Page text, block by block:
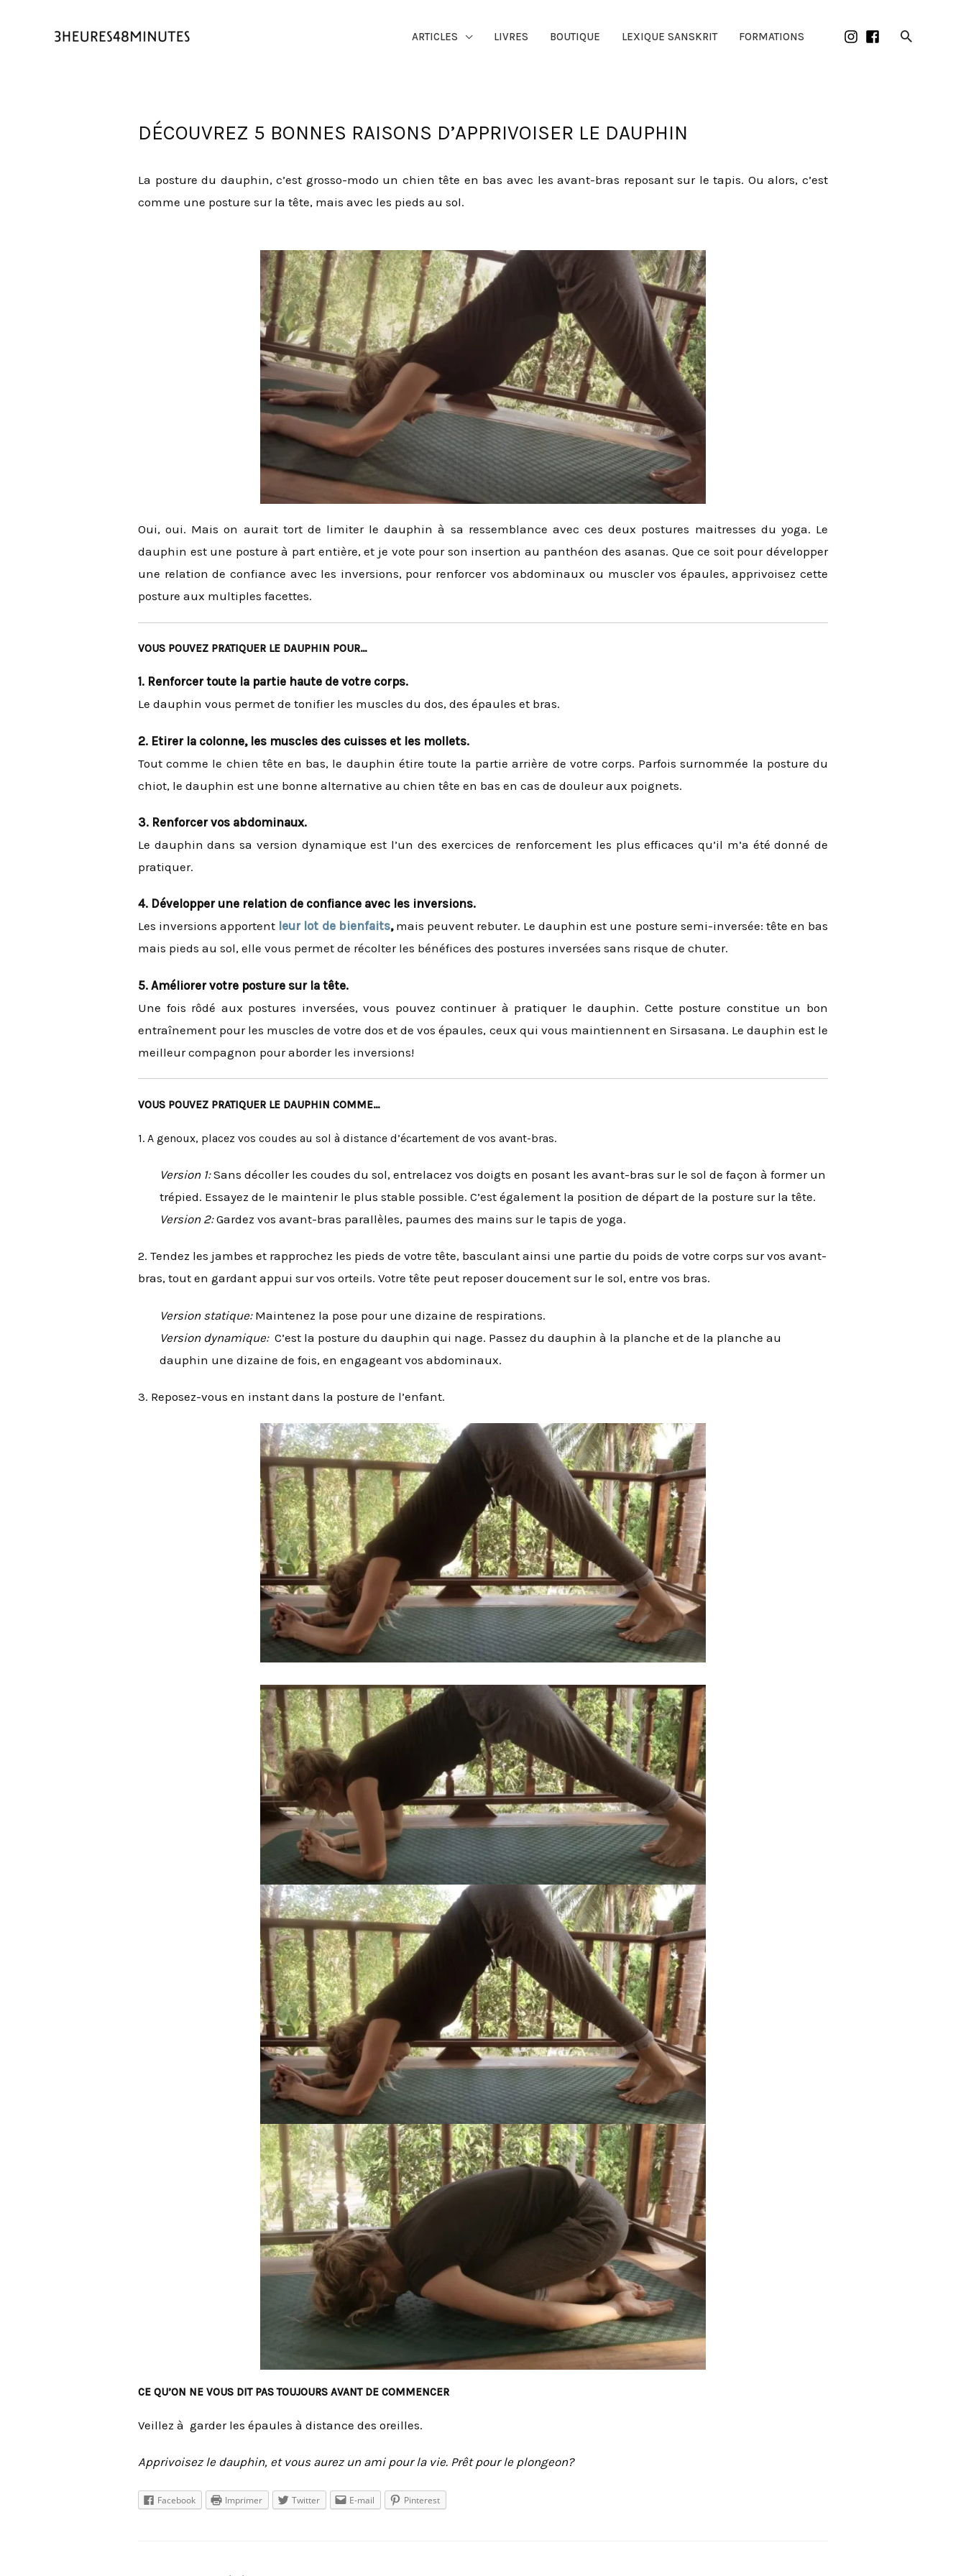
ARTICLES LIVRES BOUTIQUE LEXIQUE SANSKRIT FORMATIONS
DÉCOUVREZ 5 BONNES RAISONS D’APPRIVOISER LE DAUPHIN
La posture du dauphin, c’est grosso-modo un chien tête en bas avec les avant-bras reposant sur le tapis. Ou alors, c’est
comme une posture sur la tête, mais avec les pieds au sol.
Oui, oui. Mais on aurait tort de limiter le dauphin à sa ressemblance avec ces deux postures maitresses du yoga. Le
dauphin est une posture à part entière, et je vote pour son insertion au panthéon des asanas. Que ce soit pour développer
une relation de confiance avec les inversions, pour renforcer vos abdominaux ou muscler vos épaules, apprivoisez cette
posture aux multiples facettes.
VOUS POUVEZ PRATIQUER LE DAUPHIN POUR…
1. Renforcer toute la partie haute de votre corps.
Le dauphin vous permet de tonifier les muscles du dos, des épaules et bras.
2. Etirer la colonne, les muscles des cuisses et les mollets.
Tout comme le chien tête en bas, le dauphin étire toute la partie arrière de votre corps. Parfois surnommée la posture du
chiot, le dauphin est une bonne alternative au chien tête en bas en cas de douleur aux poignets.
3. Renforcer vos abdominaux.
Le dauphin dans sa version dynamique est l’un des exercices de renforcement les plus efficaces qu’il m’a été donné de
pratiquer.
4. Développer une relation de confiance avec les inversions.
Les inversions apportent leur lot de bienfaits,mais peuvent rebuter. Le dauphin est une posture semi-inversée: tête en bas
mais pieds au sol, elle vous permet de récolter les bénéfices des postures inversées sans risque de chuter.
5. Améliorer votre posture sur la tête.
Une fois rôdé aux postures inversées, vous pouvez continuer à pratiquer le dauphin. Cette posture constitue un bon
entraînement pour les muscles de votre dos et de vos épaules, ceux qui vous maintiennent en Sirsasana. Le dauphin est le
meilleur compagnon pour aborder les inversions!
VOUS POUVEZ PRATIQUER LE DAUPHIN COMME…
1. A genoux, placez vos coudes au sol à distance d’écartement de vos avant-bras.
Version 1:Sans décoller les coudes du sol, entrelacez vos doigts en posant les avant-bras sur le sol de façon à former un
trépied. Essayez de le maintenir le plus stable possible. C’est également la position de départ de la posture sur la tête.
Version 2:Gardez vos avant-bras parallèles, paumes des mains sur le tapis de yoga.
2. Tendez les jambes et rapprochez les pieds de votre tête, basculant ainsi une partie du poids de votre corps sur vos avant-
bras, tout en gardant appui sur vos orteils. Votre tête peut reposer doucement sur le sol, entre vos bras.
Version statique:Maintenez la pose pour une dizaine de respirations.
Version dynamique:C’est la posture du dauphin qui nage. Passez du dauphin à la planche et de la planche au
dauphin une dizaine de fois, en engageant vos abdominaux.
3. Reposez-vous en instant dans la posture de l’enfant.
CE QU’ON NE VOUS DIT PAS TOUJOURS AVANT DE COMMENCER
Veillez à garder les épaules à distance des oreilles.
Apprivoisez le dauphin, et vous aurez un ami pour la vie. Prêt pour le plongeon?
Facebook Imprimer Twitter E-mail Pinterest